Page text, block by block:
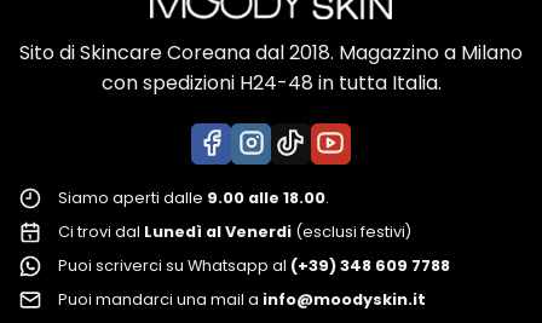
Sito di Skincare Coreana dal 2018. Magazzino a Milano
con spedizioni H24-48 in tutta Italia.
Siamo aperti dalle 9.00 alle 18.00.
Ci trovi dal Lunedì al Venerdi(esclusi festivi)
Puoi scriverci su Whatsapp al (+39) 348 609 7788
Puoi mandarci una mail a info@moodyskin.it